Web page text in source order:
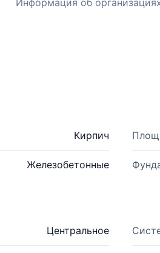
Информация об
Кирпич
Железобетонные
Центральное